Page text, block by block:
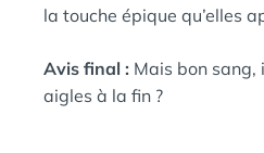
la touche épique qu’elles
Avis final : Mais bon sang,
aigles à la fin ?